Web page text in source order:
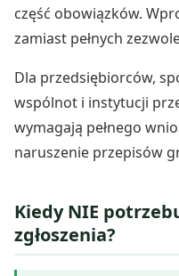
część obowiązków.
zamiast pełnych
Dla przedsiębiorców,
wspólnot i instytucji
wymagają pełnego
naruszenie przepisów
Kiedy NIE
zgłoszenia?